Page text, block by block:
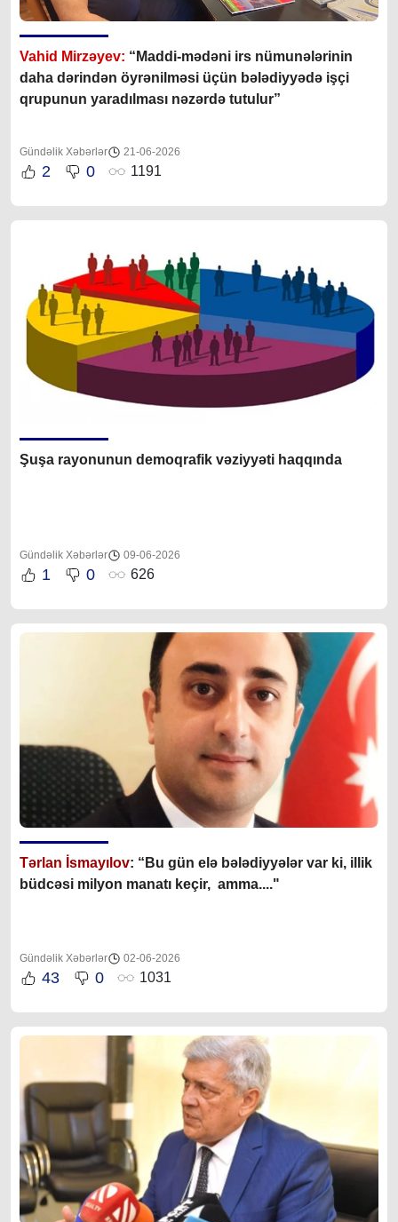
Vahid Mirzəyev: “Maddi-mədəni irs nümunələrinin
daha dərindən öyrənilməsi üçün bələdiyyədə işçi
qrupunun yaradılması nəzərdə tutulur”
Gündəlik Xəbərlər 21-06-2026
2 0 1191
Şuşa rayonunun demoqrafik vəziyyəti haqqında
Gündəlik Xəbərlər 09-06-2026
1 0 626
Tərlan İsmayılov: “Bu gün elə bələdiyyələr var ki, illik
büdcəsi milyon manatı keçir, amma...."
Gündəlik Xəbərlər 02-06-2026
43 0 1031